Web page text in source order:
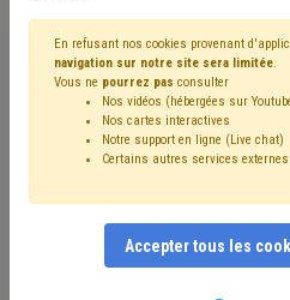
service, elles sont pourtant
insatisfaisantes, trop longues,
personnes, trop… La liste est
réunion doit être menée par le
s’agira ici d’une introspection
remédier concrètement.
Découvrir
3 demi-journées
En refusant nos cookies provenant
navigation sur notre site sera limitée.
Vous ne pourrez pas consulter
Nos vidéos (hébergées sur
Nos cartes interactives
Notre support en ligne (Live chat)
Certains autres services
Accepter tous les